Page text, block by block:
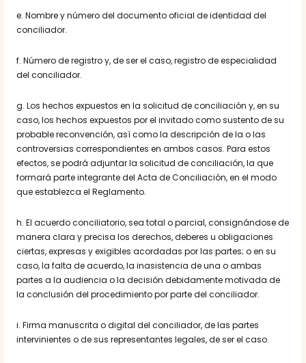
e. Nombre y número del documento oficial de identidad del
conciliador.
f. Número de registro y, de ser el caso, registro de especialidad
del conciliador.
g. Los hechos expuestos en la solicitud de conciliación y, en su
caso, los hechos expuestos por el invitado como sustento de su
probable reconvención, así como la descripción de la o las
controversias correspondientes en ambos casos. Para estos
efectos, se podrá adjuntar la solicitud de conciliación, la que
formará parte integrante del Acta de Conciliación, en el modo
que establezca el Reglamento.
h. El acuerdo conciliatorio, sea total o parcial, consignándose de
manera clara y precisa los derechos, deberes u obligaciones
ciertas, expresas y exigibles acordadas por las partes; o en su
caso, la falta de acuerdo, la inasistencia de una o ambas
partes a la audiencia o la decisión debidamente motivada de
la conclusión del procedimiento por parte del conciliador.
i. Firma manuscrita o digital del conciliador, de las partes
intervinientes o de sus representantes legales, de ser el caso.